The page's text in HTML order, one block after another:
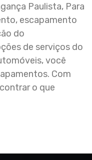
Paulista, Para
escapamento
do
de serviços do
você
Com
o que